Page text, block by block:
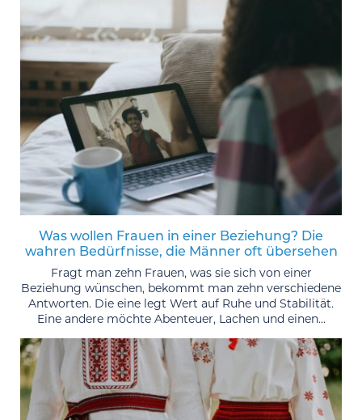
Was wollen Frauen in einer Beziehung? Die
wahren Bedürfnisse, die Männer oft übersehen
Fragt man zehn Frauen, was sie sich von einer
Beziehung wünschen, bekommt man zehn verschiedene
Antworten. Die eine legt Wert auf Ruhe und Stabilität.
Eine andere möchte Abenteuer, Lachen und einen...